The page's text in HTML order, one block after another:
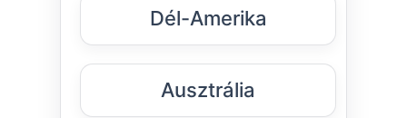
Dél-Amerika
Ausztrália